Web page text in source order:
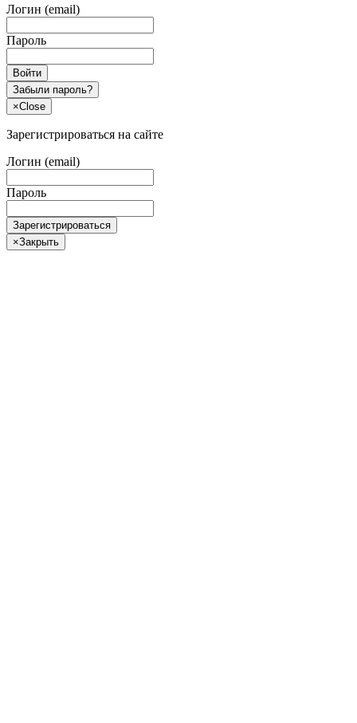
Логин (email)
Пароль
Войти
Забыли пароль?
×Close
Зарегистрироваться на сайте
Логин (email)
Пароль
Зарегистрироваться
×Закрыть